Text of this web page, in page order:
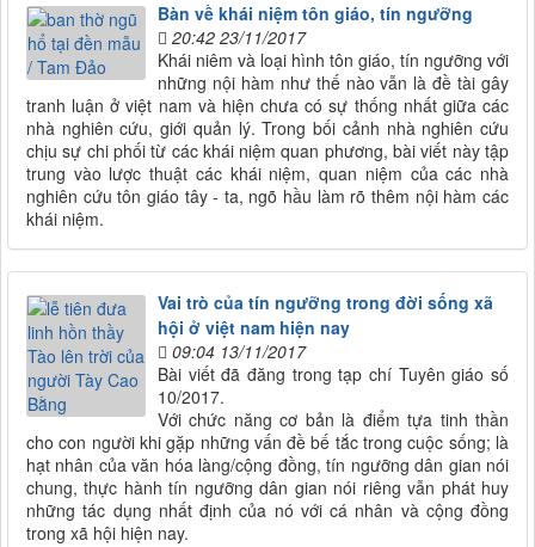
Bàn về khái niệm tôn giáo, tín ngưỡng
20:42 23/11/2017
Khái niêm và loại hình tôn giáo, tín ngưỡng với
những nội hàm như thế nào vẫn là đề tài gây
tranh luận ở việt nam và hiện chưa có sự thống nhất giữa các
nhà nghiên cứu, giới quản lý. Trong bối cảnh nhà nghiên cứu
chịu sự chi phối từ các khái niệm quan phương, bài viết này tập
trung vào lược thuật các khái niệm, quan niệm của các nhà
nghiên cứu tôn giáo tây - ta, ngõ hầu làm rõ thêm nội hàm các
khái niệm.
Vai trò của tín ngưỡng trong đời sống xã
hội ở việt nam hiện nay
09:04 13/11/2017
Bài viết đã đăng trong tạp chí Tuyên giáo số
10/2017.
Với chức năng cơ bản là điểm tựa tinh thần
cho con người khi gặp những vấn đề bế tắc trong cuộc sống; là
hạt nhân của văn hóa làng/cộng đồng, tín ngưỡng dân gian nói
chung, thực hành tín ngưỡng dân gian nói riêng vẫn phát huy
những tác dụng nhất định của nó với cá nhân và cộng đồng
trong xã hội hiện nay.